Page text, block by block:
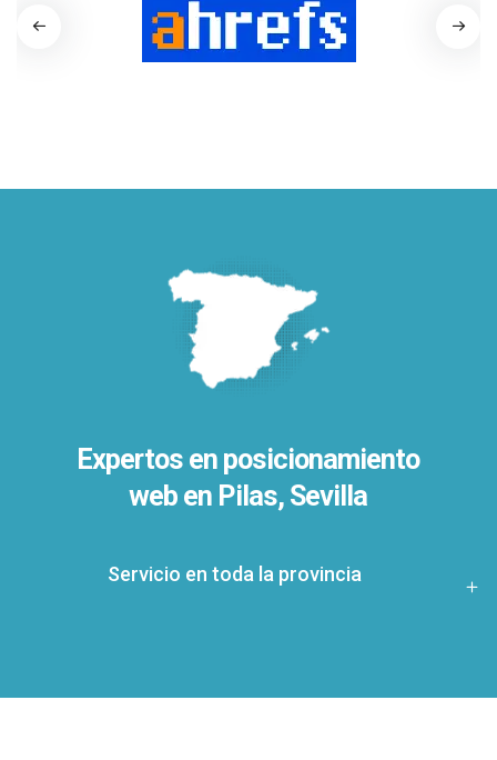
Expertos en posicionamiento
web en Pilas, Sevilla
Servicio en toda la provincia